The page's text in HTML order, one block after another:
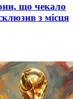
що чекало
з місця